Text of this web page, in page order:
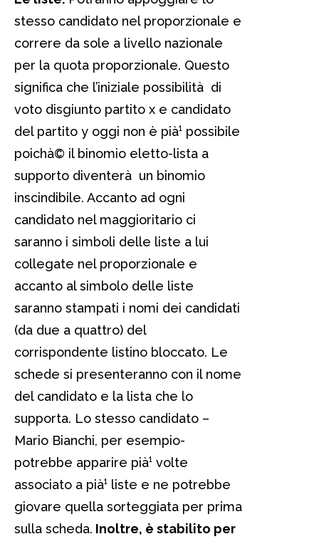
stesso candidato nel proporzionale e
correre da sole a livello nazionale
per la quota proporzionale. Questo
significa che l’iniziale possibilità di
voto disgiunto partito x e candidato
del partito y oggi non è pià¹ possibile
poichà© il binomio eletto-lista a
supporto diventerà un binomio
inscindibile. Accanto ad ogni
candidato nel maggioritario ci
saranno i simboli delle liste a lui
collegate nel proporzionale e
accanto al simbolo delle liste
saranno stampati i nomi dei candidati
(da due a quattro) del
corrispondente listino bloccato. Le
schede si presenteranno con il nome
del candidato e la lista che lo
supporta. Lo stesso candidato –
Mario Bianchi, per esempio-
potrebbe apparire pià¹ volte
associato a pià¹ liste e ne potrebbe
giovare quella sorteggiata per prima
sulla scheda. Inoltre, è stabilito per